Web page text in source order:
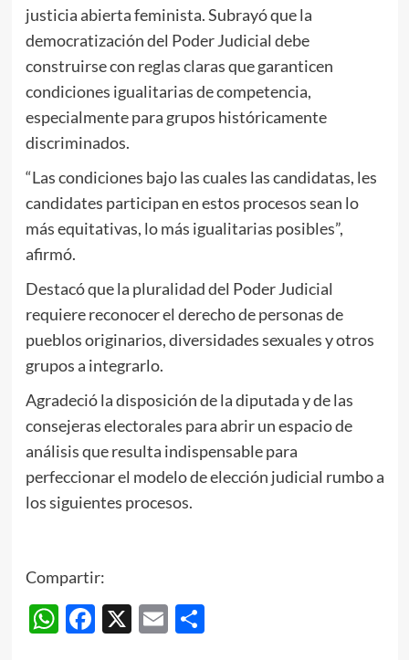
justicia abierta feminista. Subrayó que la
democratización del Poder Judicial debe
construirse con reglas claras que garanticen
condiciones igualitarias de competencia,
especialmente para grupos históricamente
discriminados.
“Las condiciones bajo las cuales las candidatas, les
candidates participan en estos procesos sean lo
más equitativas, lo más igualitarias posibles”,
afirmó.
Destacó que la pluralidad del Poder Judicial
requiere reconocer el derecho de personas de
pueblos originarios, diversidades sexuales y otros
grupos a integrarlo.
Agradeció la disposición de la diputada y de las
consejeras electorales para abrir un espacio de
análisis que resulta indispensable para
perfeccionar el modelo de elección judicial rumbo a
los siguientes procesos.
Compartir:
WhatsApp
Facebook
X EmailCompartir